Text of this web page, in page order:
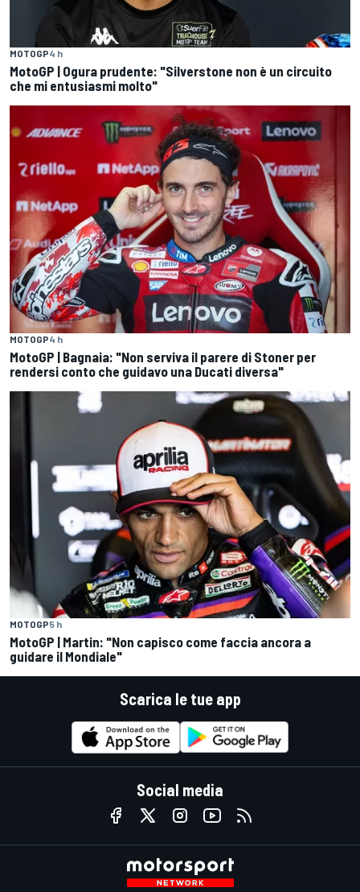
MOTOGP4 h
MotoGP | Ogura prudente: "Silverstone non è un circuito
che mi entusiasmi molto"
MOTOGP4 h
MotoGP | Bagnaia: "Non serviva il parere di Stoner per
rendersi conto che guidavo una Ducati diversa"
MOTOGP5 h
MotoGP | Martin: "Non capisco come faccia ancora a
guidare il Mondiale"
Scarica le tue app
Social media